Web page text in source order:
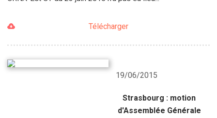
Télécharger
19/06/2015
Strasbourg : motion
d'Assemblée Générale